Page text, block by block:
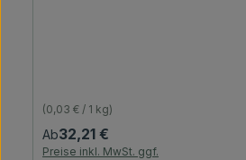
(0,03 € / 1 kg)
Regulärer Preis:
Ab32,21 €
Preise inkl. MwSt. ggf.